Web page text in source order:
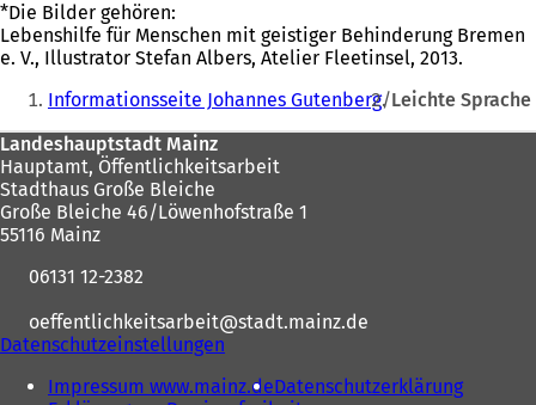
*Die Bilder gehören:
Lebenshilfe für Menschen mit geistiger Behinderung Bremen
e. V., Illustrator Stefan Albers, Atelier Fleetinsel, 2013.
Sie
befinden
sich
hier:
Informationsseite Johannes Gutenberg Leichte Sprache
Fußbereich
Landeshauptstadt Mainz
Hauptamt, Öffentlichkeitsarbeit
Stadthaus Große Bleiche
Große Bleiche 46/Löwenhofstraße 1
55116 Mainz
06131 12-2382
oeffentlichkeitsarbeit
stadt.mainz de
Datenschutzeinstellungen
Impressum www.mainz.deDatenschutzerklärung